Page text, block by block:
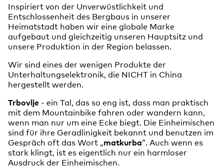
Inspiriert von der Unverwüstlichkeit und
Entschlossenheit des Bergbaus in unserer
Heimatstadt haben wir eine globale Marke
aufgebaut und gleichzeitig unseren Hauptsitz und
unsere Produktion in der Region belassen.
Wir sind eines der wenigen Produkte der
Unterhaltungselektronik, die NICHT in China
hergestellt werden.
Trbovlje - ein Tal, das so eng ist, dass man praktisch
mit dem Mountainbike fahren oder wandern kann,
wenn man nur um eine Ecke biegt. Die Einheimischen
sind für ihre Geradlinigkeit bekannt und benutzen im
Gespräch oft das Wort „matkurba“. Auch wenn es
stark klingt, ist es eigentlich nur ein harmloser
Ausdruck der Einheimischen.